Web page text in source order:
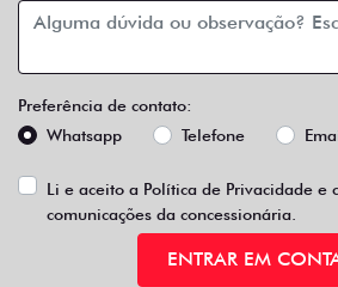
Preferência de contato:
Whatsapp
Telefone
Li e aceito a Política de Privacidade e
comunicações da concessionária.
ENTRAR EM